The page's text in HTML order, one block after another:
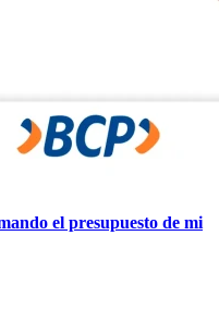
el presupuesto de mi